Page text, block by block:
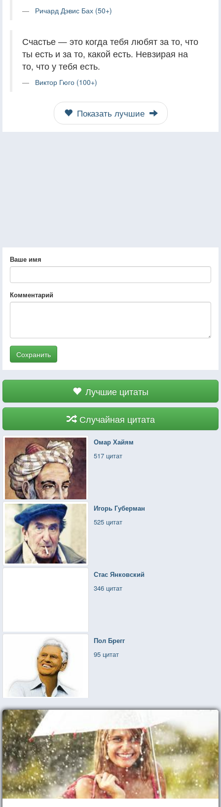
Ричард Дэвис Бах (50+)
Счастье — это когда тебя любят за то, что
ты есть и за то, какой есть. Невзирая на
то, что у тебя есть.
Виктор Гюго (100+)
Показать лучшие
Ваше имя
Комментарий
Сохранить
Лучшие цитаты
Случайная цитата
Омар Хайям
517 цитат
Игорь Губерман
525 цитат
Стас Янковский
346 цитат
Пол Брегг
95 цитат